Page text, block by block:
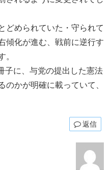
どめられていた・守られて
傾化が進む、戦前に逆行す
。
子に、与党の提出した憲法
のかが明確に載っていて、
返信